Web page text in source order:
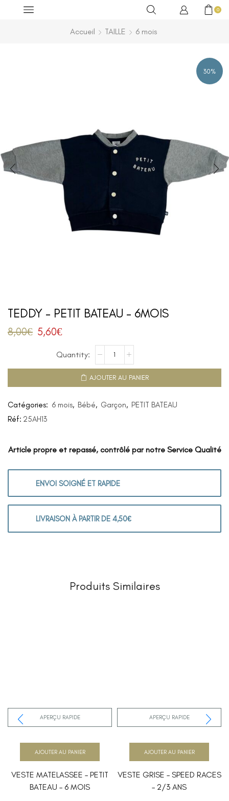
0
Accueil TAILLE 6 mois
30%
TEDDY – PETIT BATEAU – 6MOIS
8,00€ 5,60€
AJOUTER AU PANIER
Catégories: 6 mois, Bébé, Garçon, PETIT BATEAU
Réf: 25AH13
Article propre et repassé, contrôlé par notre Service Qualité
ENVOI SOIGNÉ ET RAPIDE
LIVRAISON À PARTIR DE 4,50€
Produits Similaires
APERÇU RAPIDE
VESTE MATELASSEE – PETIT
BATEAU – 6 MOIS
AJOUTER AU PANIER
APERÇU RAPIDE
VESTE GRISE – SPEED RACES
– 2/3 ANS
AJOUTER AU PANIER